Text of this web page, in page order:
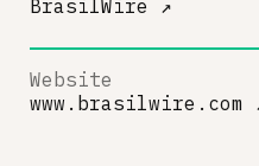
BrasilWire ↗
Website
www.brasilwire.com